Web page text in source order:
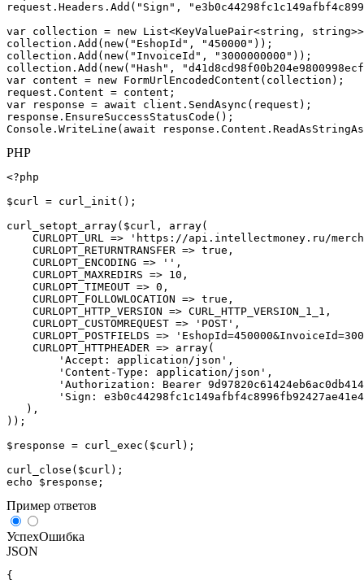
request . Headers . Add ( "Sign" ,
var collection = new List<KeyValuePair<string , string>>
collection . Add ( new( "EshopId" , "450000" ));
collection . Add ( new( "InvoiceId" , "3000000000" ));
collection . Add ( new( "Hash" ,
var content = new FormUrlEncodedContent ( collection );
request . Content = content ;
var
response = await client . SendAsync ( request );
response . EnsureSuccessStatusCode ();
Console . WriteLine ( await response . Content .
PHP
<?php
$curl
= curl_init ();
curl_setopt_array( $curl , array(
CURLOPT_URL
=>
'https://api.intellectmoney.ru/
CURLOPT_RETURNTRANSFER => true ,
CURLOPT_ENCODING => '' ,
CURLOPT_MAXREDIRS => 10 ,
CURLOPT_TIMEOUT => 0 ,
CURLOPT_FOLLOWLOCATION => true ,
CURLOPT_HTTP_VERSION => CURL_HTTP_VERSION_1_1 ,
CURLOPT_CUSTOMREQUEST => 'POST' ,
CURLOPT_POSTFIELDS =>
CURLOPT_HTTPHEADER => array(
'Accept: application/json' ,
'Content-Type: application/json' ,
'Authorization: Bearer
'Sign:
),
));
$response = curl_exec ( $curl );
curl_close ( $curl );
echo
$response ;
Пример ответов
УспехОшибка
JSON
{